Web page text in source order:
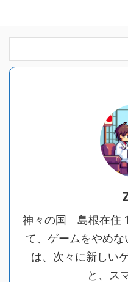
神々の国 島根在住
て、ゲームをやめな
は、次々に新しい
と、ス